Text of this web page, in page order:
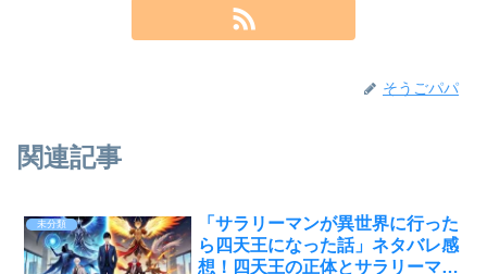
そうごパパ
関連記事
未分類
「サラリーマンが異世界に行った
ら四天王になった話」ネタバレ感
想！四天王の正体とサラリーマン